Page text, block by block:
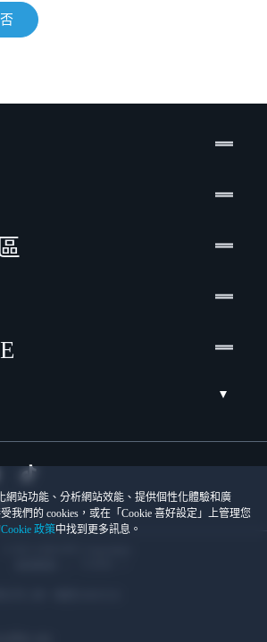
否
網站功能、分析網站效能、提供個性化體驗和廣
我們的 cookies，或在「Cookie 喜好設定」上管理您
Cookie 政策中找到更多訊息。
司 | 統一編號16003518